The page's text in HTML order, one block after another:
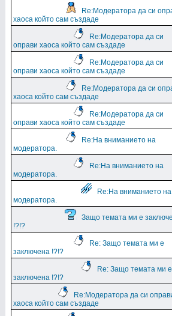
Re:Модератора да си
хаоса който сам създаде
Re:Модератора да си
оправи хаоса който сам създаде
Re:Модератора да си
оправи хаоса който сам създаде
Re:Модератора да си
хаоса който сам създаде
Re:Модератора да си
оправи хаоса който сам създаде
Re:На вниманието на
модератора.
Re:На вниманието на
модератора.
Re:На вниманието на
модератора.
Защо темата ми е
!?!?
Re: Защо темата ми е
заключена !?!?
Re: Защо темата ми е
заключена !?!?
Re:Модератора да си
хаоса който сам създаде